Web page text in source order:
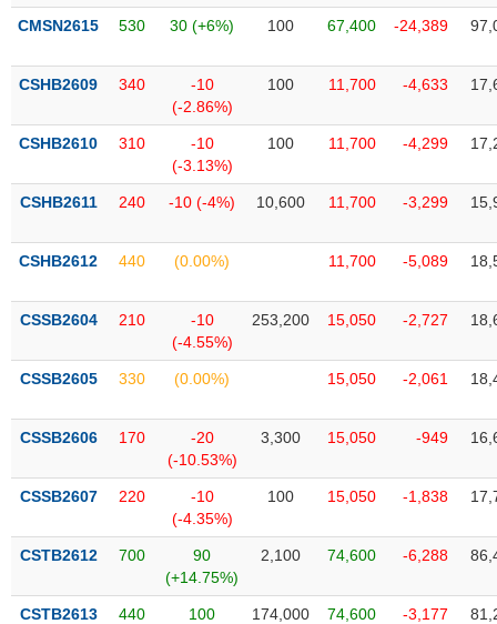
liệu
Tâm
lý
CMSN2615 530 30 (+6%) 100 67,400 -24,389
CSHB2609 340
-10
(-2.86%)
100 11,700 -4,633
CSHB2610 310
-10
(-3.13%)
100 11,700 -4,299
CSHB2611 240 -10 (-4%) 10,600 11,700 -3,299
CSHB2612 440 (0.00%) 11,700 -5,089
CSSB2604 210
-10
(-4.55%)
253,200 15,050 -2,727
CSSB2605 330 (0.00%) 15,050 -2,061
CSSB2606 170
-20
(-10.53%)
3,300 15,050 -949
CSSB2607 220
-10
(-4.35%)
100 15,050 -1,838
CSTB2612 700
90
(+14.75%)
2,100 74,600 -6,288
CSTB2613 440
100
174,000 74,600 -3,177
TIÊU
KHÔNG
YẾU
TIÊU
DÙNG
CHĂM
SÓC
KHỎE